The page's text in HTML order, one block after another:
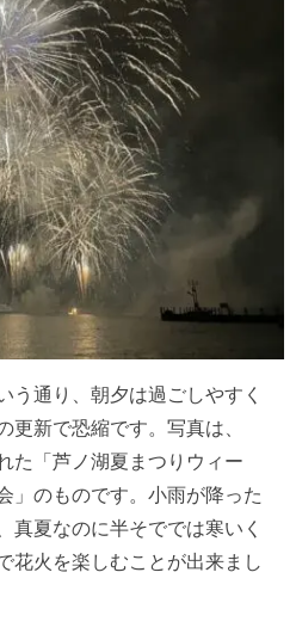
う通り、朝夕は過ごしやすく
更新で恐縮です。写真は、
た「芦ノ湖夏まつりウィー
のものです。小雨が降った
真夏なのに半そででは寒いく
花火を楽しむことが出来まし